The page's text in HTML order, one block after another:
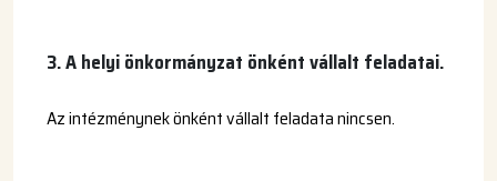
3. A helyi önkormányzat önként vállalt feladatai.
Az intézménynek önként vállalt feladata nincsen.